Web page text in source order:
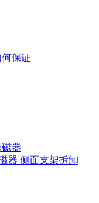
保证
器
器 侧面支架拆卸